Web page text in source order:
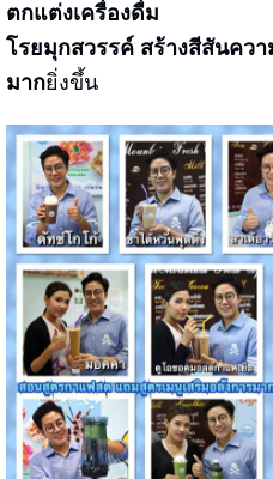
ตกแต่งเครื่องดื่ม
โรยมุกสวรรค์ สร้างสีสันคว
มากยิ่งขึ้น